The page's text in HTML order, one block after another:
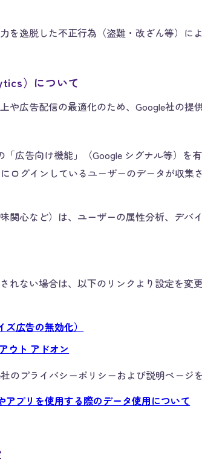
を逸脱した不正行為（盗難・改ざん等）
）について
や広告配信の最適化のため、Google社の提
広告向け機能」（Google シグナル等）を
ログインしているユーザーのデータが収
関心など）は、ユーザーの属性分析、デ
れない場合は、以下のリンクより設定を
広告の無効化）
ウト アドオン
のプライバシーポリシーおよび説明ページ
アプリを使用する際のデータ使用について